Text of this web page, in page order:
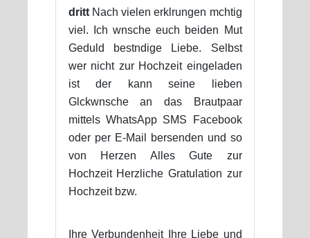
drittNach vielen erklrungen mchtig
viel. Ich wnsche euch beiden Mut
Geduld bestndige Liebe. Selbst
wer nicht zur Hochzeit eingeladen
ist der kann seine lieben
Glckwnsche an das Brautpaar
mittels WhatsApp SMS Facebook
oder per E-Mail bersenden und so
von Herzen Alles Gute zur
Hochzeit Herzliche Gratulation zur
Hochzeit bzw.
Ihre Verbundenheit Ihre Liebe und